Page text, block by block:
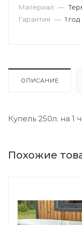
Материал —
Гарантия — 1 год
ОПИСАНИЕ
Купель 250л. на 1
Похожие